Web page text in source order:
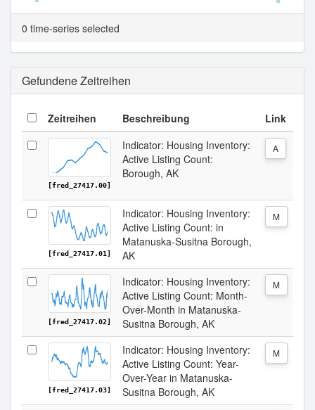
Tabellenansicht.
0 time-series selected
Gefundene Zeitreihen
Zeitreihen Beschreibung Link
[fred_27417.00]
Indicator: Housing Inventory:
Active Listing Count:
Borough, AK
A
[fred_27417.01]
Indicator: Housing Inventory:
Active Listing Count: in
Matanuska-Susitna Borough,
AK
M
[fred_27417.02]
Indicator: Housing Inventory:
Active Listing Count: Month-
Over-Month in Matanuska-
Susitna Borough, AK
M
[fred_27417.03]
Indicator: Housing Inventory:
Active Listing Count: Year-
Over-Year in Matanuska-
Susitna Borough, AK
M